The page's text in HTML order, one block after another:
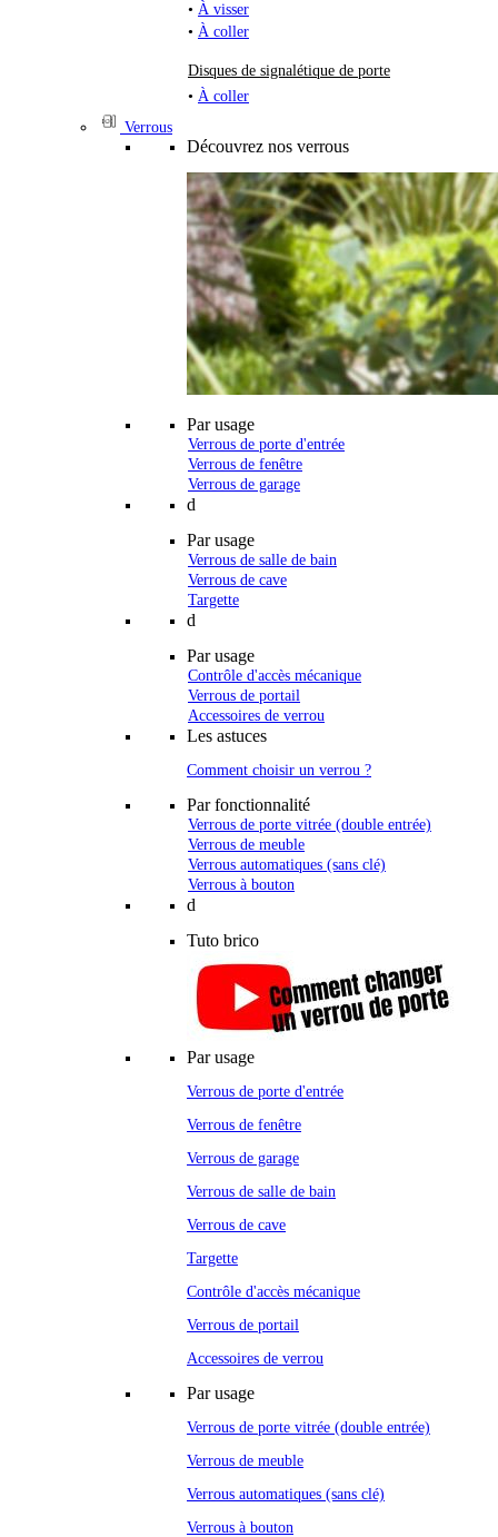
• À visser
• À coller
Disques de signalétique de porte
• À coller
Verrous
Découvrez nos verrous
Par usage
Verrous de porte d'entrée
Verrous de fenêtre
Verrous de garage
d
Par usage
Verrous de salle de bain
Verrous de cave
Targette
d
Par usage
Contrôle d'accès mécanique
Verrous de portail
Accessoires de verrou
Les astuces
Comment choisir un verrou ?
Par fonctionnalité
Verrous de porte vitrée (double entrée)
Verrous de meuble
Verrous automatiques (sans clé)
Verrous à bouton
d
Tuto brico
Par usage
Verrous de porte d'entrée
Verrous de fenêtre
Verrous de garage
Verrous de salle de bain
Verrous de cave
Targette
Contrôle d'accès mécanique
Verrous de portail
Accessoires de verrou
Par usage
Verrous de porte vitrée (double entrée)
Verrous de meuble
Verrous automatiques (sans clé)
Verrous à bouton